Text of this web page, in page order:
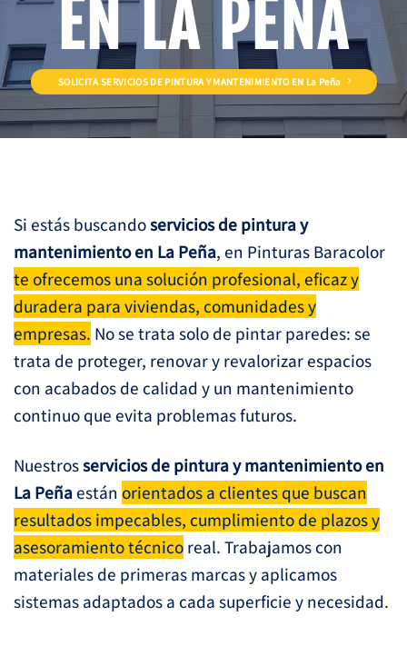
EN LA PEÑA
SOLICITA SERVICIOS DE PINTURA Y MANTENIMIENTO EN La Peña
Si estás buscandoservicios de pintura y
mantenimiento en La Peña, en Pinturas Baracolor
te ofrecemos una solución profesional, eficaz y
duradera para viviendas, comunidades y
empresas. No se trata solo de pintar paredes: se
trata de proteger, renovar y revalorizar espacios
con acabados de calidad y un mantenimiento
continuo que evita problemas futuros.
Nuestrosservicios de pintura y mantenimiento en
La Peñaestánorientados a clientes que buscan
resultados impecables, cumplimiento de plazos y
asesoramiento técnicoreal. Trabajamos con
materiales de primeras marcas y aplicamos
sistemas adaptados a cada superficie y necesidad.